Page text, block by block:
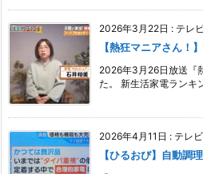
2026年3月22日 : テレ
【熱狂マニアさん！
2026年3月26日放送『
た。 新生活家電ランキ
2026年4月11日 : テレ
【ひるおび】自動調